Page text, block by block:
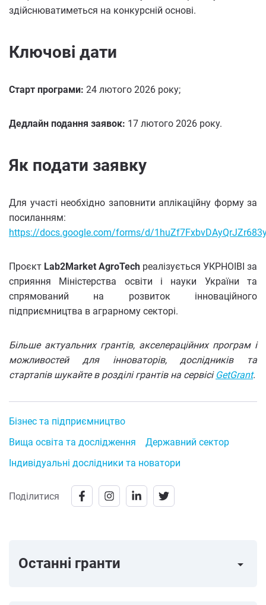
здійснюватиметься на конкурсній основі.
Ключові дати
Старт програми: 24 лютого 2026 року;
Дедлайн подання заявок: 17 лютого 2026 року.
Як подати заявку
Для участі необхідно заповнити аплікаційну форму за
посиланням:
https://docs.google.com/forms/d/
Проєкт Lab2Market AgroTech реалізується УКРНОІВІ за
сприяння Міністерства освіти і науки України та
спрямований на розвиток інноваційного
підприємництва в аграрному секторі.
Більше актуальних грантів, акселераційних програм і
можливостей для інноваторів, дослідників та
стартапів шукайте в розділі грантів на сервісі GetGrant.
Бізнес та підприємництво
Вища освіта та дослідження
Державний сектор
Індивідуальні дослідники та новатори
Поділитися
Останні гранти arrow_right